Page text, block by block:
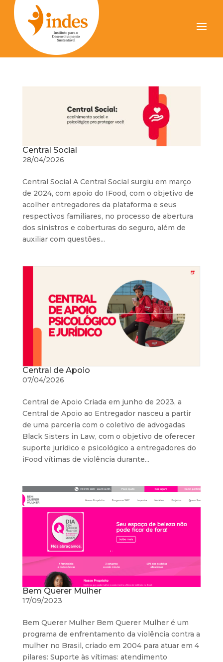
Central Social
28/04/2026
Central Social A Central Social surgiu em março
de 2024, com apoio do IFood, com o objetivo de
acolher entregadores da plataforma e seus
respectivos familiares, no processo de abertura
dos sinistros e coberturas do seguro, além de
auxiliar com questões...
Central de Apoio
07/04/2026
Central de Apoio Criada em junho de 2023, a
Central de Apoio ao Entregador nasceu a partir
de uma parceria com o coletivo de advogadas
Black Sisters in Law, com o objetivo de oferecer
suporte jurídico e psicológico a entregadores do
iFood vítimas de violência durante...
Bem Querer Mulher
17/09/2023
Bem Querer Mulher Bem Querer Mulher é um
programa de enfrentamento da violência contra a
mulher no Brasil, criado em 2004 para atuar em 4
pilares: Suporte às vítimas: atendimento